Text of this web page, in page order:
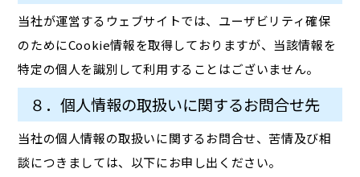
当社が運営するウェブサイトでは、ユーザビリティ確保
のためにCookie情報を取得しておりますが、当該情報を
特定の個人を識別して利用することはございません。
８．個人情報の取扱いに関するお問合せ先
当社の個人情報の取扱いに関するお問合せ、苦情及び相
談につきましては、以下にお申し出ください。